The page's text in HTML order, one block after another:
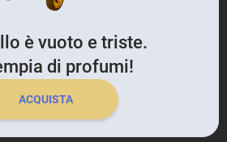
è vuoto e triste.
di profumi!
ACQUISTA